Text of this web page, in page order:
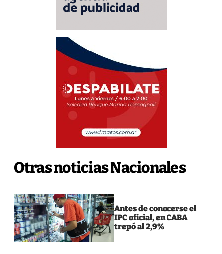
Otras noticias Nacionales
Antes de conocerse el
IPC oficial, en CABA
trepó al 2,9%